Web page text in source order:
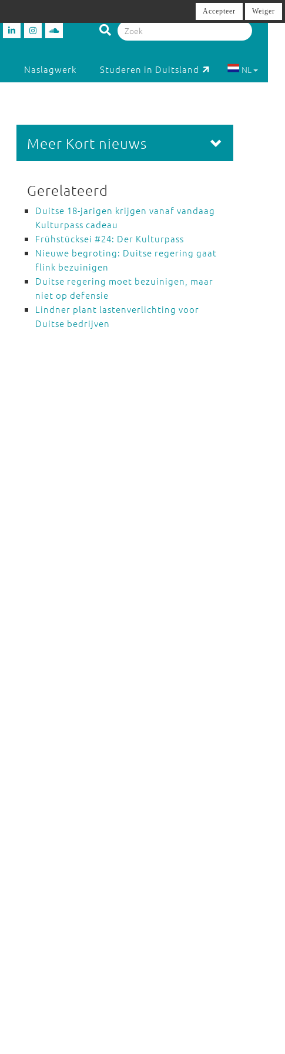
Naslagwerk Studeren in Duitsland NL
Meer Kort nieuws
Gerelateerd
Duitse 18-jarigen krijgen vanaf vandaag
Kulturpass cadeau
Frühstücksei #24: Der Kulturpass
Nieuwe begroting: Duitse regering gaat
flink bezuinigen
Duitse regering moet bezuinigen, maar
niet op defensie
Lindner plant lastenverlichting voor
Duitse bedrijven
Accepteer Weiger